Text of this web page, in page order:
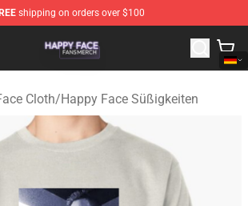
shipping on orders over $100
Shop - Official Happy Face Merchandise
Cloth/Happy Face Süßigkeiten